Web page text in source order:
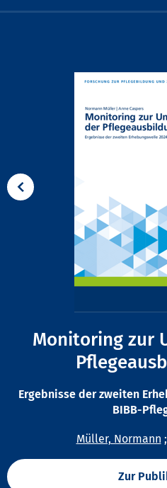
Monitoring zur
Ergebnisse der zweiten
BIBB-
Müller, Normann ;
Zur